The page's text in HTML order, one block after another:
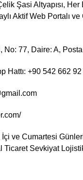
Şasi Altyapısı,
Aktif Web Portalı
77, Daire: A,
Hattı: +90 542 662
ve Cumartesi
Sevkiyat